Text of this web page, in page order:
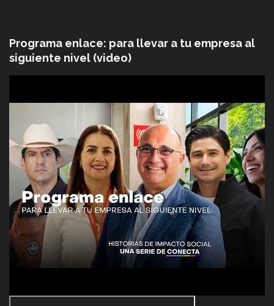
Programa enlace: para llevar a tu empresa al
siguiente nivel (video)